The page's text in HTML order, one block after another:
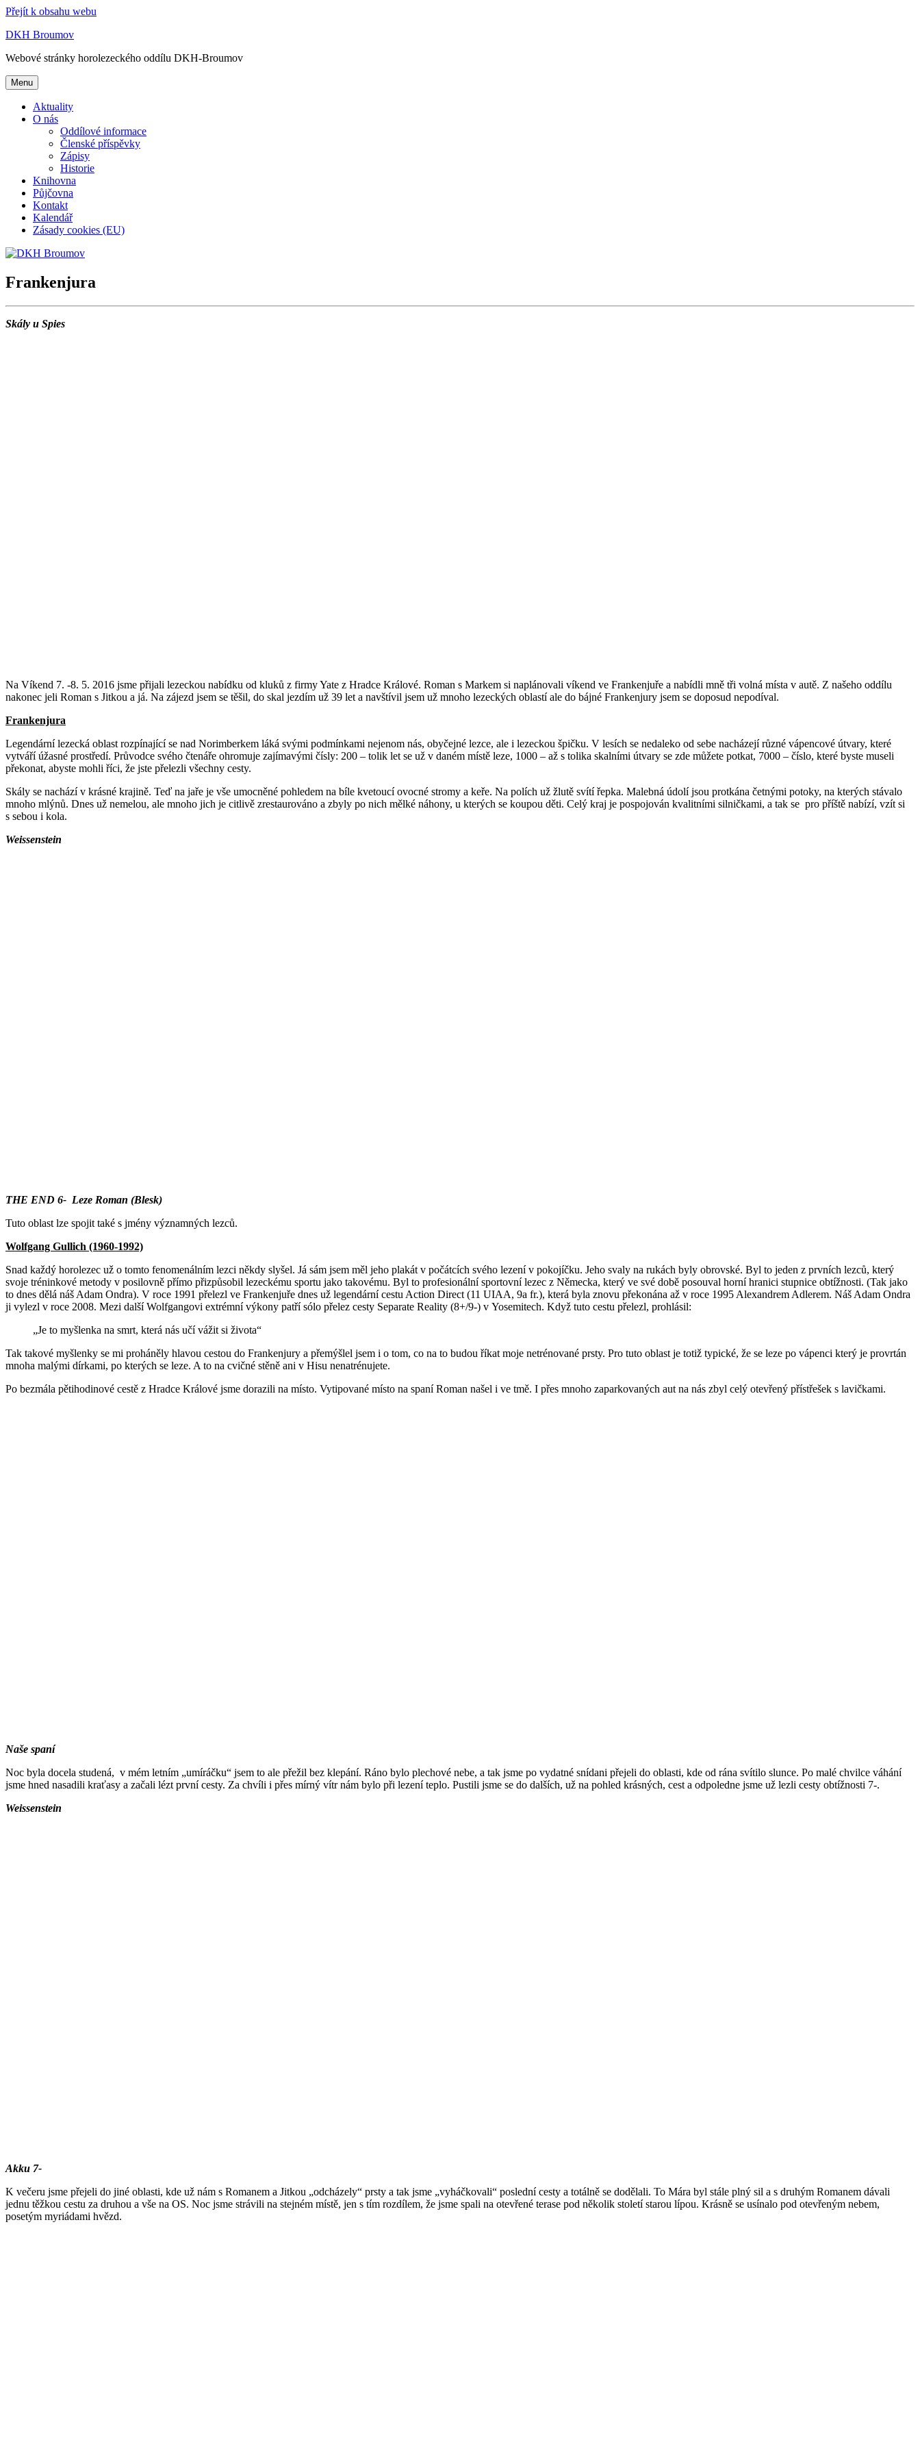
Přejít k obsahu webu
DKH Broumov
Webové stránky horolezeckého oddílu DKH-Broumov
Menu
Aktuality
O nás
Oddílové informace
Členské příspěvky
Zápisy
Historie
Knihovna
Půjčovna
Kontakt
Kalendář
Zásady cookies (EU)
Frankenjura
Skály u Spies
Na Víkend 7. -8. 5. 2016 jsme přijali lezeckou nabídku od kluků z firmy Yate z Hradce Králové. Roman s Markem si naplánovali víkend ve Frankenjuře a nabídli mně tři volná místa v autě. Z našeho oddílu
nakonec jeli Roman s Jitkou a já. Na zájezd jsem se těšil, do skal jezdím už 39 let a navštívil jsem už mnoho lezeckých oblastí ale do bájné Frankenjury jsem se doposud nepodíval.
Frankenjura
Legendární lezecká oblast rozpínající se nad Norimberkem láká svými podmínkami nejenom nás, obyčejné lezce, ale i lezeckou špičku. V lesích se nedaleko od sebe nacházejí různé vápencové útvary, které
vytváří úžasné prostředí. Průvodce svého čtenáře ohromuje zajímavými čísly: 200 – tolik let se už v daném místě leze, 1000 – až s tolika skalními útvary se zde můžete potkat, 7000 – číslo, které byste museli
překonat, abyste mohli říci, že jste přelezli všechny cesty.
Skály se nachází v krásné krajině. Teď na jaře je vše umocněné pohledem na bíle kvetoucí ovocné stromy a keře. Na polích už žlutě svítí řepka. Malebná údolí jsou protkána četnými potoky, na kterých stávalo
mnoho mlýnů. Dnes už nemelou, ale mnoho jich je citlivě zrestaurováno a zbyly po nich mělké náhony, u kterých se koupou děti. Celý kraj je pospojován kvalitními silničkami, a tak se pro příště nabízí, vzít si
s sebou i kola.
Weissenstein
THE END 6- Leze Roman (Blesk)
Tuto oblast lze spojit také s jmény významných lezců.
Wolfgang Gullich (1960-1992)
Snad každý horolezec už o tomto fenomenálním lezci někdy slyšel. Já sám jsem měl jeho plakát v počátcích svého lezení v pokojíčku. Jeho svaly na rukách byly obrovské. Byl to jeden z prvních lezců, který
svoje tréninkové metody v posilovně přímo přizpůsobil lezeckému sportu jako takovému. Byl to profesionální sportovní lezec z Německa, který ve své době posouval horní hranici stupnice obtížnosti. (Tak jako
to dnes dělá náš Adam Ondra). V roce 1991 přelezl ve Frankenjuře dnes už legendární cestu Action Direct (11 UIAA, 9a fr.), která byla znovu překonána až v roce 1995 Alexandrem Adlerem. Náš Adam Ondra
ji vylezl v roce 2008. Mezi další Wolfgangovi extrémní výkony patří sólo přelez cesty Separate Reality (8+/9-) v Yosemitech. Když tuto cestu přelezl, prohlásil:
„Je to myšlenka na smrt, která nás učí vážit si života“
Tak takové myšlenky se mi proháněly hlavou cestou do Frankenjury a přemýšlel jsem i o tom, co na to budou říkat moje netrénované prsty. Pro tuto oblast je totiž typické, že se leze po vápenci který je provrtán
mnoha malými dírkami, po kterých se leze. A to na cvičné stěně ani v Hisu nenatrénujete.
Po bezmála pětihodinové cestě z Hradce Králové jsme dorazili na místo. Vytipované místo na spaní Roman našel i ve tmě. I přes mnoho zaparkovaných aut na nás zbyl celý otevřený přístřešek s lavičkami.
Naše spaní
Noc byla docela studená, v mém letním „umíráčku“ jsem to ale přežil bez klepání. Ráno bylo plechové nebe, a tak jsme po vydatné snídani přejeli do oblasti, kde od rána svítilo slunce. Po malé chvilce váhání
jsme hned nasadili kraťasy a začali lézt první cesty. Za chvíli i přes mírný vítr nám bylo při lezení teplo. Pustili jsme se do dalších, už na pohled krásných, cest a odpoledne jsme už lezli cesty obtížnosti 7-.
Weissenstein
Akku 7-
K večeru jsme přejeli do jiné oblasti, kde už nám s Romanem a Jitkou „odcházely“ prsty a tak jsme „vyháčkovali“ poslední cesty a totálně se dodělali. To Mára byl stále plný sil a s druhým Romanem dávali
jednu těžkou cestu za druhou a vše na OS. Noc jsme strávili na stejném místě, jen s tím rozdílem, že jsme spali na otevřené terase pod několik století starou lípou. Krásně se usínalo pod otevřeným nebem,
posetým myriádami hvězd.